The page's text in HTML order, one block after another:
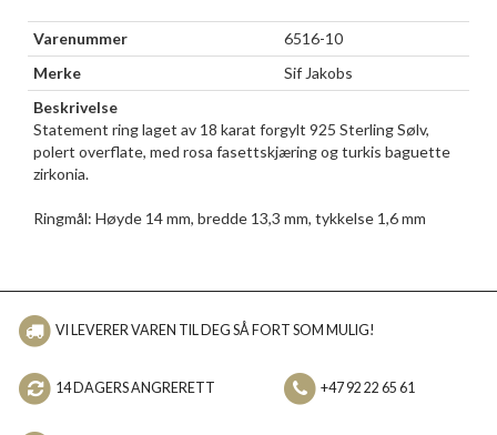
Varenummer
6516-10
Merke
Sif Jakobs
Beskrivelse
Statement ring laget av 18 karat forgylt 925 Sterling Sølv,
polert overflate, med rosa fasettskjæring og turkis baguette
zirkonia.
Ringmål: Høyde 14 mm, bredde 13,3 mm, tykkelse 1,6 mm
VI LEVERER VAREN TIL DEG SÅ FORT SOM MULIG!
14 DAGERS ANGRERETT +47 92 22 65 61